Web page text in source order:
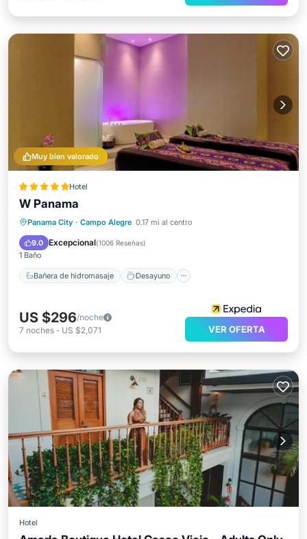
Muy bien valorado
Hotel
W Panama
Panama City · Campo Alegre 0.17 mi al centro
9.0 Excepcional(1006 Reseñas)
1 Baño
Bañera de hidromasaje Desayuno
Bañera de hidromasaje
Desayuno
Piscina
Spa
US $296/noche
7 noches - US $2,071 VER OFERTA
Hotel